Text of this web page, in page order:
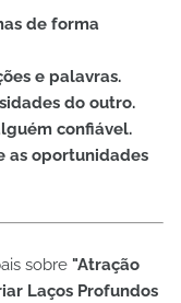
de forma
e palavras.
do outro.
confiável.
as oportunidades
sobre "Atração
Laços Profundos